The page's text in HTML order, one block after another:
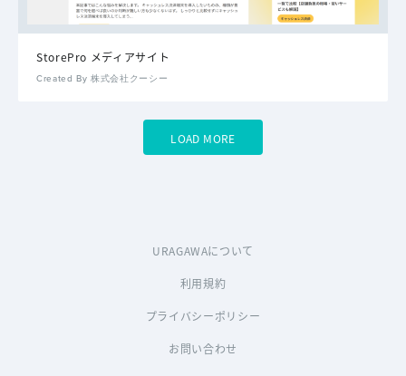
StorePro メディアサイト
Created By 株式会社クーシー
LOAD MORE
URAGAWAについて
利用規約
プライバシーポリシー
お問い合わせ